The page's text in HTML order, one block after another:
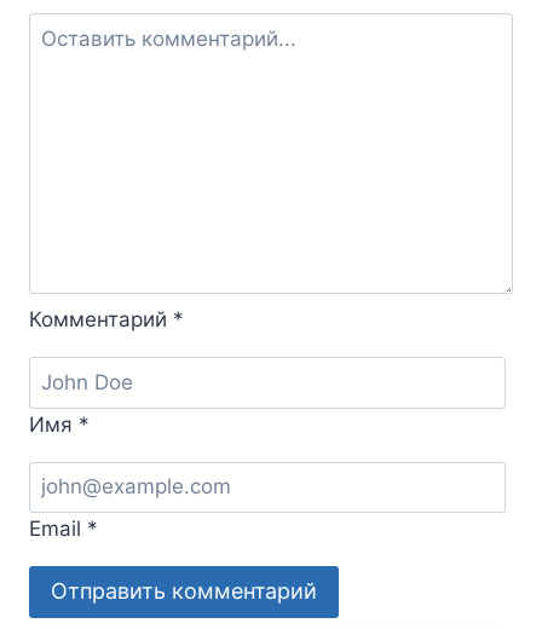
Комментарий *
Имя *
Email *